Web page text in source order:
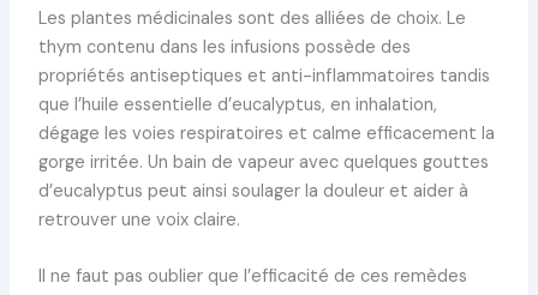
Les plantes médicinales sont des alliées de choix. Le
thym contenu dans les infusions possède des
propriétés antiseptiques et anti-inflammatoires tandis
que l’huile essentielle d’eucalyptus, en inhalation,
dégage les voies respiratoires et calme efficacement la
gorge irritée. Un bain de vapeur avec quelques gouttes
d’eucalyptus peut ainsi soulager la douleur et aider à
retrouver une voix claire.
Il ne faut pas oublier que l’efficacité de ces remèdes